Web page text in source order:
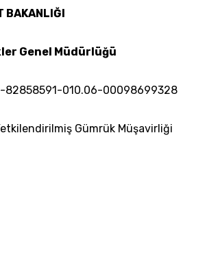
BAKANLIĞI
Genel Müdürlüğü
82858591-010.06-00098699328
Gümrük Müşavirliği